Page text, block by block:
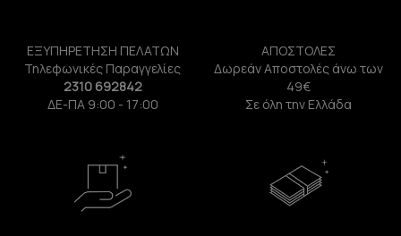
ΕΞΥΠΗΡΕΤΗΣΗ ΠΕΛΑΤΩΝ
Τηλεφωνικές Παραγγελίες
2310 692842
ΔΕ-ΠΑ 9:00 - 17:00
ΑΠΟΣΤΟΛΕΣ
Δωρεάν Αποστολές άνω των
49€
Σε όλη την Ελλάδα